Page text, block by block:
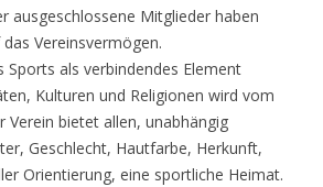
ausgeschlossene Mitglieder haben
Vereinsvermögen.
Sports als verbindendes Element
Kulturen und Religionen wird vom
Verein bietet allen, unabhängig
Geschlecht, Hautfarbe, Herkunft,
Orientierung, eine sportliche Heimat.